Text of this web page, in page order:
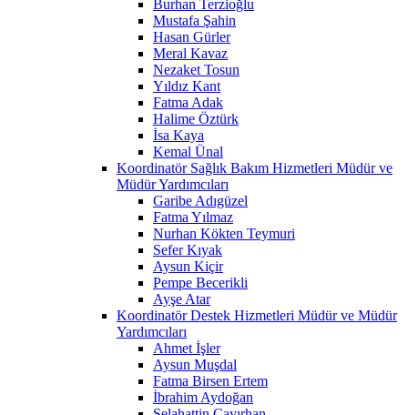
Burhan Terzioğlu
Mustafa Şahin
Hasan Gürler
Meral Kavaz
Nezaket Tosun
Yıldız Kant
Fatma Adak
Halime Öztürk
İsa Kaya
Kemal Ünal
Koordinatör Sağlık Bakım Hizmetleri Müdür ve
Müdür Yardımcıları
Garibe Adıgüzel
Fatma Yılmaz
Nurhan Kökten Teymuri
Sefer Kıyak
Aysun Kiçir
Pempe Becerikli
Ayşe Atar
Koordinatör Destek Hizmetleri Müdür ve Müdür
Yardımcıları
Ahmet İşler
Aysun Muşdal
Fatma Birsen Ertem
İbrahim Aydoğan